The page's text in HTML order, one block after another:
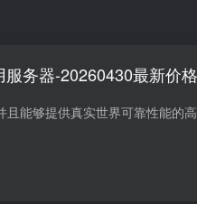
务器-20260430最新价格